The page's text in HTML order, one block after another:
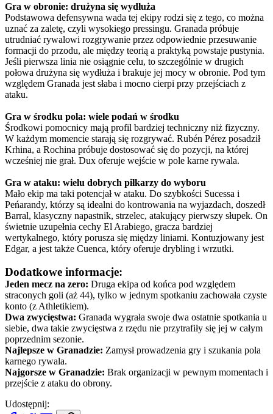
Gra w obronie: drużyna się wydłuża
Podstawowa defensywna wada tej ekipy rodzi się z tego, co można
uznać za zaletę, czyli wysokiego pressingu. Granada próbuje
utrudniać rywalowi rozgrywanie przez odpowiednie przesuwanie
formacji do przodu, ale między teorią a praktyką powstaje pustynia.
Jeśli pierwsza linia nie osiągnie celu, to szczególnie w drugich
połowa drużyna się wydłuża i brakuje jej mocy w obronie. Pod tym
względem Granada jest słaba i mocno cierpi przy przejściach z
ataku.
Gra w środku pola: wiele podań w środku
Środkowi pomocnicy mają profil bardziej techniczny niż fizyczny.
W każdym momencie starają się rozgrywać. Rubén Pérez posadził
Krhina, a Rochina próbuje dostosować się do pozycji, na której
wcześniej nie grał. Dux oferuje wejście w pole karne rywala.
Gra w ataku: wielu dobrych piłkarzy do wyboru
Mało ekip ma taki potencjał w ataku. Do szybkości Sucessa i
Peńarandy, którzy są idealni do kontrowania na wyjazdach, doszedł
Barral, klasyczny napastnik, strzelec, atakujący pierwszy słupek. On
świetnie uzupełnia cechy El Arabiego, gracza bardziej
wertykalnego, który porusza się między liniami. Kontuzjowany jest
Edgar, a jest także Cuenca, który oferuje drybling i wrzutki.
Dodatkowe informacje:
Jeden mecz na zero: Druga ekipa od końca pod względem
straconych goli (aż 44), tylko w jednym spotkaniu zachowała czyste
konto (z Athletikiem).
Dwa zwycięstwa: Granada wygrała swoje dwa ostatnie spotkania u
siebie, dwa takie zwycięstwa z rzędu nie przytrafiły się jej w całym
poprzednim sezonie.
Najlepsze w Granadzie: Zamysł prowadzenia gry i szukania pola
karnego rywala.
Najgorsze w Granadzie: Brak organizacji w pewnym momentach i
przejście z ataku do obrony.
Udostępnij: